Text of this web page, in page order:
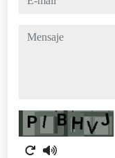
mensaje
Captcha